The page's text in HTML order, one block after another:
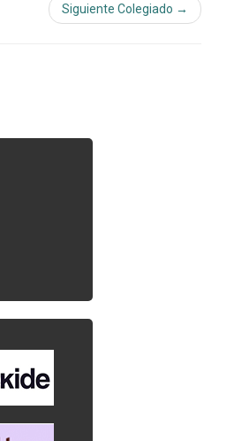
Siguiente Colegiado →